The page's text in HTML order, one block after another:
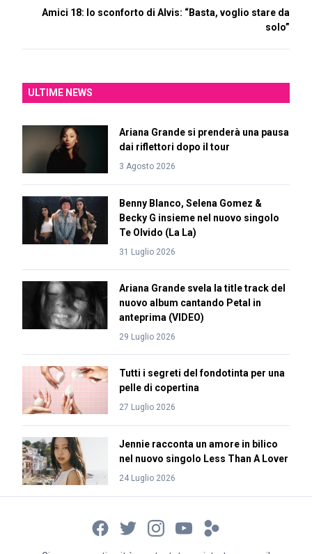
Amici 18: lo sconforto di Alvis: “Basta, voglio stare da
solo”
ULTIME NEWS
Ariana Grande si prenderà una pausa
dai riflettori dopo il tour
3 Agosto 2026
Benny Blanco, Selena Gomez &
Becky G insieme nel nuovo singolo
Te Olvido (La La)
31 Luglio 2026
Ariana Grande svela la title track del
nuovo album cantando Petal in
anteprima (VIDEO)
29 Luglio 2026
Tutti i segreti del fondotinta per una
pelle di copertina
27 Luglio 2026
Jennie racconta un amore in bilico
nel nuovo singolo Less Than A Lover
24 Luglio 2026